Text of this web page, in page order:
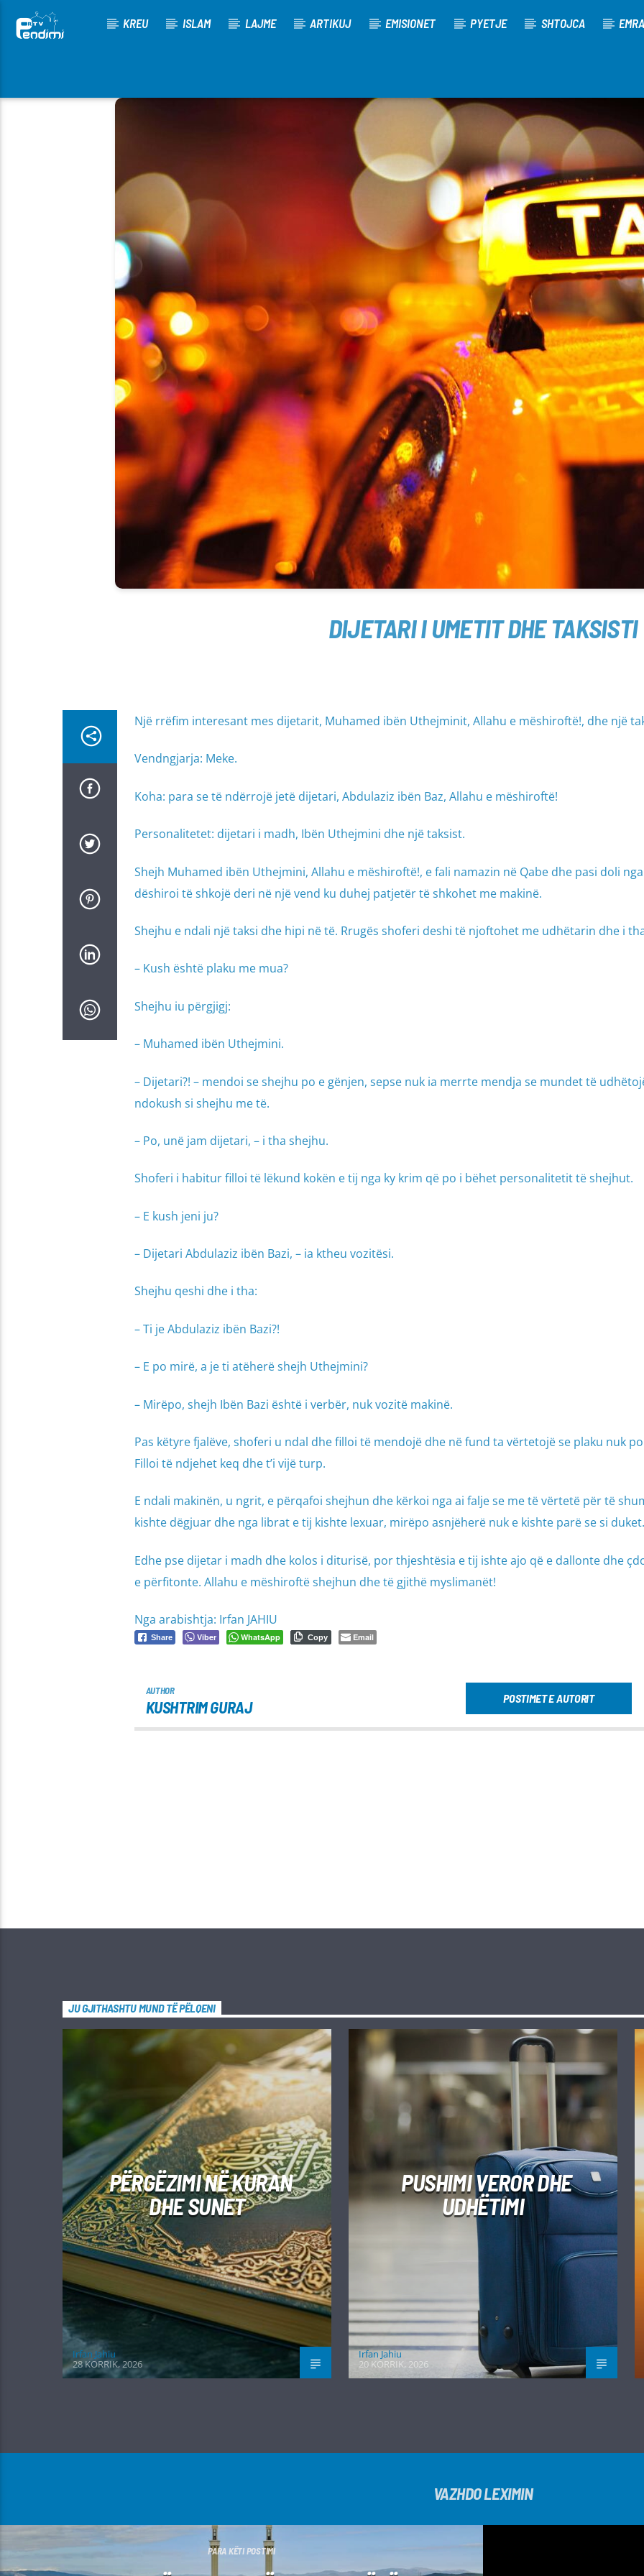
KREU ISLAM LAJME ARTIKUJ EMISIONET PYETJE SHTOJCA EMRA
[There are no radio stations in the database]
DIJETARI I UMETIT DHE TAKSISTI
Një rrëfim interesant mes dijetarit, Muhamed ibën Uthejminit, Allahu e mëshiroftë!, dhe një
Vendngjarja: Meke.
Koha: para se të ndërrojë jetë dijetari, Abdulaziz ibën Baz, Allahu e mëshiroftë!
Personalitetet: dijetari i madh, Ibën Uthejmini dhe një taksist.
Shejh Muhamed ibën Uthejmini, Allahu e mëshiroftë!, e fali namazin në Qabe dhe pasi doli
dëshiroi të shkojë deri në një vend ku duhej patjetër të shkohet me makinë.
Shejhu e ndali një taksi dhe hipi në të. Rrugës shoferi deshi të njoftohet me udhëtarin dhe i
– Kush është plaku me mua?
Shejhu iu përgjigj:
– Muhamed ibën Uthejmini.
– Dijetari?! – mendoi se shejhu po e gënjen, sepse nuk ia merrte mendja se mundet të
ndokush si shejhu me të.
– Po, unë jam dijetari, – i tha shejhu.
Shoferi i habitur filloi të lëkund kokën e tij nga ky krim që po i bëhet personalitetit të shejhut.
– E kush jeni ju?
– Dijetari Abdulaziz ibën Bazi, – ia ktheu vozitësi.
Shejhu qeshi dhe i tha:
– Ti je Abdulaziz ibën Bazi?!
– E po mirë, a je ti atëherë shejh Uthejmini?
– Mirëpo, shejh Ibën Bazi është i verbër, nuk vozitë makinë.
Pas këtyre fjalëve, shoferi u ndal dhe filloi të mendojë dhe në fund ta vërtetojë se plaku nuk
Filloi të ndjehet keq dhe t’i vijë turp.
E ndali makinën, u ngrit, e përqafoi shejhun dhe kërkoi nga ai falje se me të vërtetë për të
kishte dëgjuar dhe nga librat e tij kishte lexuar, mirëpo asnjëherë nuk e kishte parë se si duket.
Edhe pse dijetar i madh dhe kolos i diturisë, por thjeshtësia e tij ishte ajo që e dallonte dhe
e përfitonte. Allahu e mëshiroftë shejhun dhe të gjithë myslimanët!
Nga arabishtja: Irfan JAHIU
Share Viber WhatsApp Copy Email
AUTHOR
KUSHTRIM GURAJ POSTIMET E AUTORIT
JU GJITHASHTU MUND TË PËLQENI
PËRGËZIMI NË KURAN
DHE SUNET
Irfan Jahiu
28 KORRIK, 2026
PUSHIMI VEROR DHE
UDHËTIMI
Irfan Jahiu
20 KORRIK, 2026
VAZHDO LEXIMIN
PARA KËTI POSTIMI